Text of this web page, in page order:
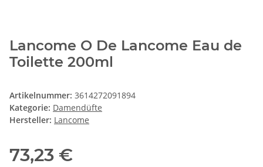
Lancome O De Lancome Eau de
Toilette 200ml
Artikelnummer: 3614272091894
Kategorie: Damendüfte
Hersteller: Lancome
73,23 €